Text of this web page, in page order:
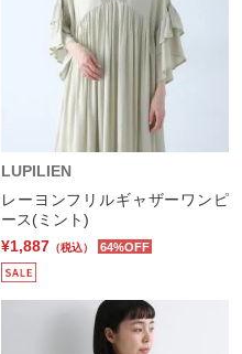
LUPILIEN
レーヨンフリルギャザーワンピ
ース(ミント)
¥1,887 （税込） 64%OFF